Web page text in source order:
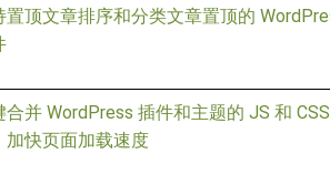
置顶文章排序和分类文章置顶的
合并 WordPress 插件和主题的 JS 和
加快页面加载速度